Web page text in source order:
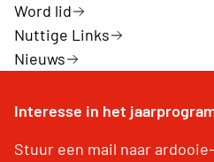
Word lid
Nuttige Links
Nieuws
Interesse in het
Stuur een mail naar ardooie-